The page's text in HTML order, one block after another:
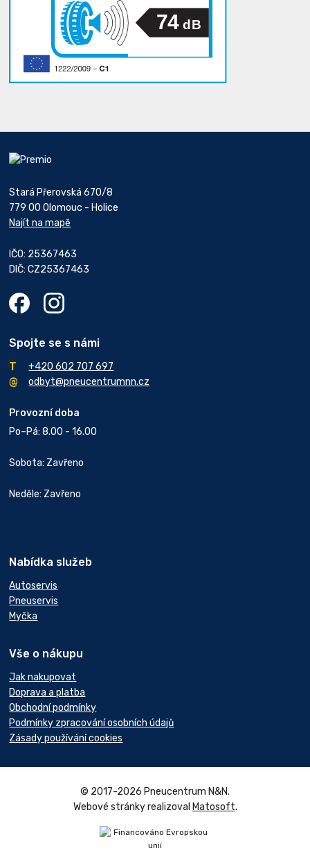
74 dB
Stará Přerovská 670/8
779 00 Olomouc - Holice
Najít na mapě
IČO: 25367463
DIČ: CZ25367463
Spojte se s námi
+420 602 707 697
odbyt@pneucentrumnn.cz
Provozní doba
Po–Pá: 8.00 - 16.00
Sobota: Zavřeno
Neděle: Zavřeno
Nabídka služeb
Autoservis
Pneuservis
Myčka
Vše o nákupu
Jak nakupovat
Doprava a platba
Obchodní podmínky
Podmínky zpracování osobních údajů
Zásady používání cookies
© 2017-2026 Pneucentrum N&N.
Webové stránky realizoval Matosoft.